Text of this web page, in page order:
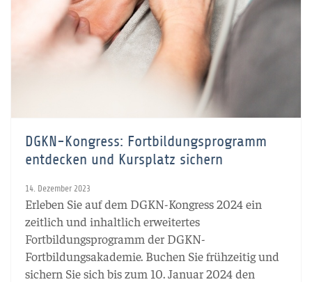
DGKN-Kongress: Fortbildungsprogramm
entdecken und Kursplatz sichern
14. Dezember 2023
Erleben Sie auf dem DGKN-Kongress 2024 ein
zeitlich und inhaltlich erweitertes
Fortbildungsprogramm der DGKN-
Fortbildungsakademie. Buchen Sie frühzeitig und
sichern Sie sich bis zum 10. Januar 2024 den